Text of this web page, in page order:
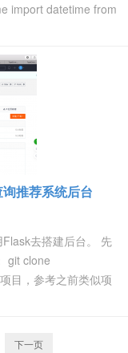
import datetime from
推荐系统后台
去搭建后台。 先
git clone
目，参考之前类似项
下一页